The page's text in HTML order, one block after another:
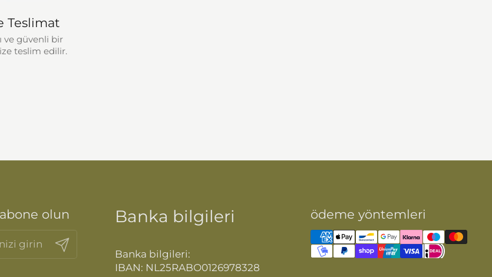
Teslimat
ve güvenli bir
teslim edilir.
olun
Gönder
Banka bilgileri
Banka bilgileri:
IBAN: NL25RABO0126978328
ödeme yöntemleri